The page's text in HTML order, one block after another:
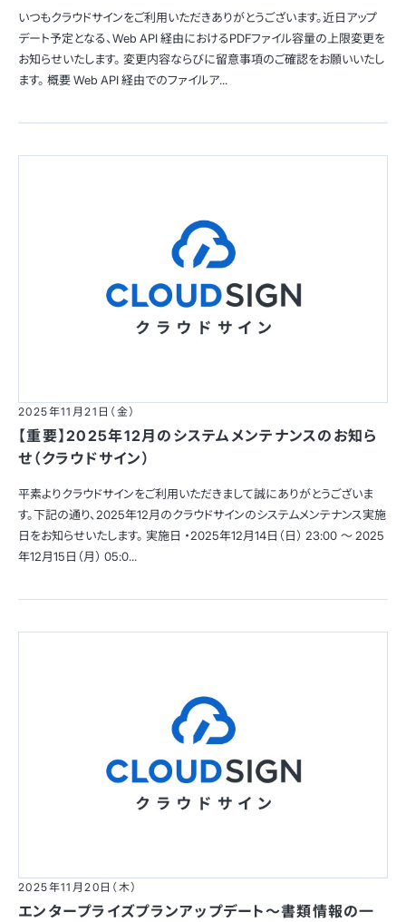
いつもクラウドサインをご利用いただきありがとうございます。近日アップ
デート予定となる、Web API 経由におけるPDFファイル容量の上限変更を
お知らせいたします。 変更内容ならびに留意事項のご確認をお願いいたし
ます。 概要 Web API 経由でのファイルア...
2025年11月21日（金）
【重要】2025年12月のシステムメンテナンスのお知ら
せ（クラウドサイン）
平素よりクラウドサインをご利用いただきまして誠にありがとうございま
す。下記の通り、2025年12月のクラウドサインのシステムメンテナンス実施
日をお知らせいたします。 実施日 ・2025年12月14日（日） 23:00 〜 2025
年12月15日（月） 05:0...
2025年11月20日（木）
エンタープライズプランアップデート〜書類情報の一